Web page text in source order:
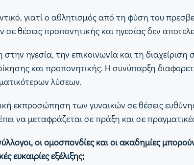
γιατί ο αθλητισμός από τη φύση του
θέσεις προπονητικής και ηγεσίας δεν
στην ηγεσία, την επικοινωνία και τη
και προπονητικής. Η συνύπαρξη
λύσεων.
εκπροσώπηση των γυναικών σε θέσεις
να μεταφράζεται σε πράξη και σε
οι ομοσπονδίες και οι ακαδημίες
ευκαιρίες εξέλιξης;